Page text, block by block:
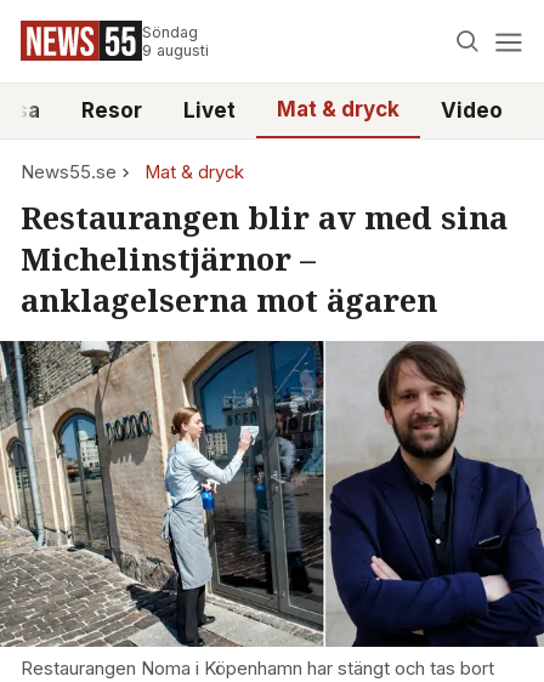
Söndag
9 augusti
Resor Livet Mat & dryck Video
News55.se Mat & dryck
Restaurangen blir av med sina
Michelinstjärnor –
anklagelserna mot ägaren
Restaurangen Noma i Köpenhamn har stängt och tas bort